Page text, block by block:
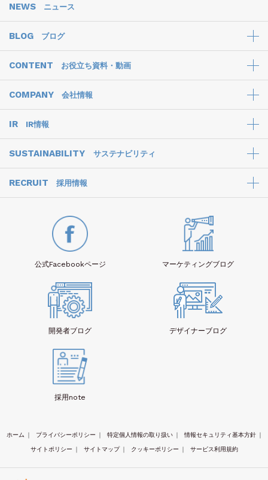
NEWS ニュース
BLOG ブログ
CONTENT お役立ち資料・動画
COMPANY 会社情報
IR IR情報
SUSTAINABILITY サステナビリティ
RECRUIT 採用情報
公式Facebookページ マーケティングブログ
開発者ブログ デザイナーブログ
採用note
ホーム ｜ プライバシーポリシー ｜ 特定個人情報の取り扱い ｜ 情報セキュリティ基本方針 ｜
サイトポリシー ｜ サイトマップ ｜ クッキーポリシー ｜ サービス利用規約